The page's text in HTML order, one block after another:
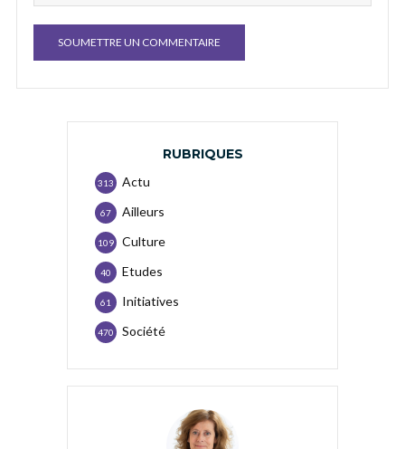
RUBRIQUES
Actu
313
Ailleurs
67
Culture
109
Etudes
40
Initiatives
61
Société
470